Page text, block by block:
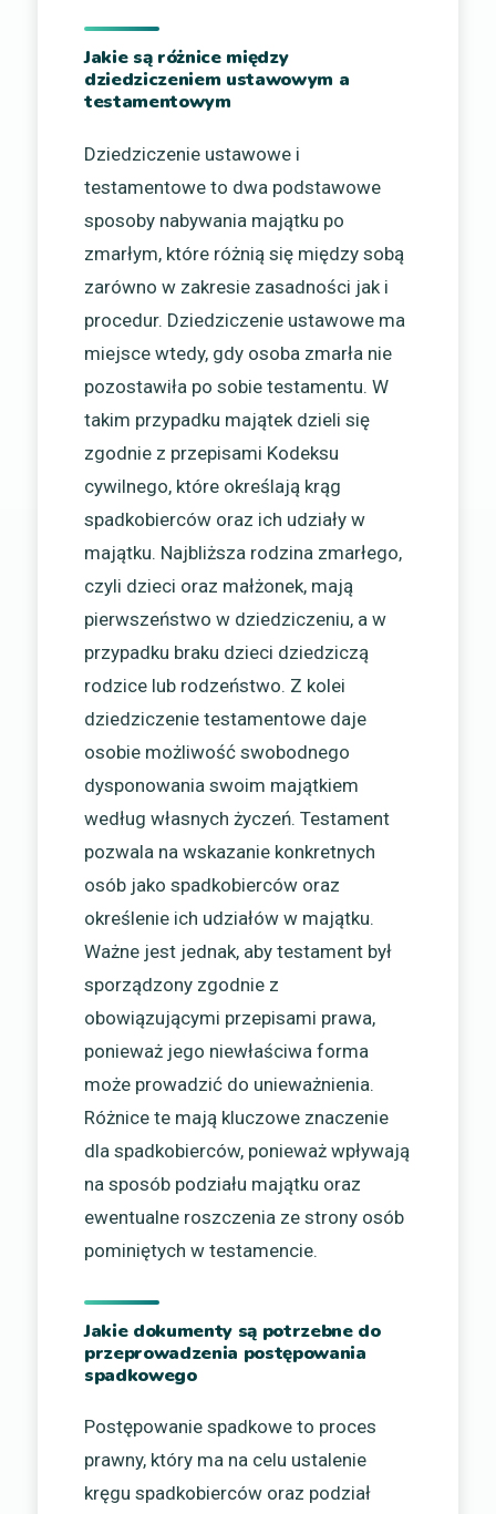
Jakie są różnice między
dziedziczeniem ustawowym a
testamentowym
Dziedziczenie ustawowe i
testamentowe to dwa podstawowe
sposoby nabywania majątku po
zmarłym, które różnią się między sobą
zarówno w zakresie zasadności jak i
procedur. Dziedziczenie ustawowe ma
miejsce wtedy, gdy osoba zmarła nie
pozostawiła po sobie testamentu. W
takim przypadku majątek dzieli się
zgodnie z przepisami Kodeksu
cywilnego, które określają krąg
spadkobierców oraz ich udziały w
majątku. Najbliższa rodzina zmarłego,
czyli dzieci oraz małżonek, mają
pierwszeństwo w dziedziczeniu, a w
przypadku braku dzieci dziedziczą
rodzice lub rodzeństwo. Z kolei
dziedziczenie testamentowe daje
osobie możliwość swobodnego
dysponowania swoim majątkiem
według własnych życzeń. Testament
pozwala na wskazanie konkretnych
osób jako spadkobierców oraz
określenie ich udziałów w majątku.
Ważne jest jednak, aby testament był
sporządzony zgodnie z
obowiązującymi przepisami prawa,
ponieważ jego niewłaściwa forma
może prowadzić do unieważnienia.
Różnice te mają kluczowe znaczenie
dla spadkobierców, ponieważ wpływają
na sposób podziału majątku oraz
ewentualne roszczenia ze strony osób
pominiętych w testamencie.
Jakie dokumenty są potrzebne do
przeprowadzenia postępowania
spadkowego
Postępowanie spadkowe to proces
prawny, który ma na celu ustalenie
kręgu spadkobierców oraz podział